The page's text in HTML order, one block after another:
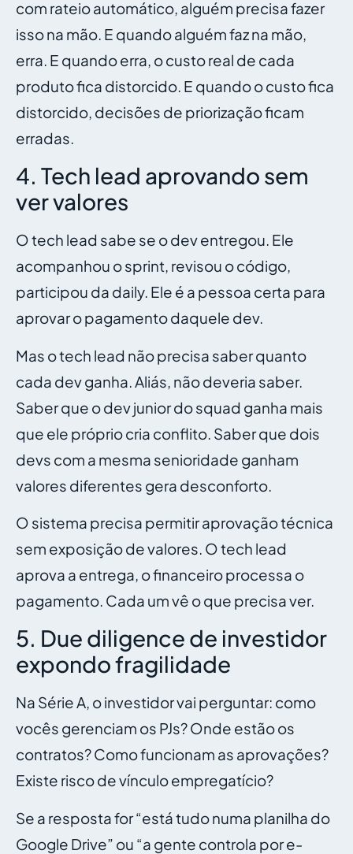
com rateio automático, alguém precisa fazer
isso na mão. E quando alguém faz na mão,
erra. E quando erra, o custo real de cada
produto fica distorcido. E quando o custo fica
distorcido, decisões de priorização ficam
erradas.
4. Tech lead aprovando sem
ver valores
O tech lead sabe se o dev entregou. Ele
acompanhou o sprint, revisou o código,
participou da daily. Ele é a pessoa certa para
aprovar o pagamento daquele dev.
Mas o tech lead não precisa saber quanto
cada dev ganha. Aliás, não deveria saber.
Saber que o dev junior do squad ganha mais
que ele próprio cria conflito. Saber que dois
devs com a mesma senioridade ganham
valores diferentes gera desconforto.
O sistema precisa permitir aprovação técnica
sem exposição de valores. O tech lead
aprova a entrega, o financeiro processa o
pagamento. Cada um vê o que precisa ver.
5. Due diligence de investidor
expondo fragilidade
Na Série A, o investidor vai perguntar: como
vocês gerenciam os PJs? Onde estão os
contratos? Como funcionam as aprovações?
Existe risco de vínculo empregatício?
Se a resposta for “está tudo numa planilha do
Google Drive” ou “a gente controla por e-